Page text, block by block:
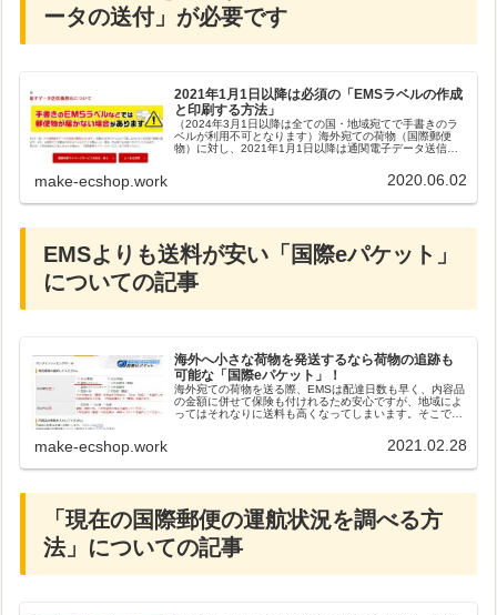
ータの送付」が必要です
2021年1月1日以降は必須の「EMSラベルの作成
と印刷する方法」
（2024年3月1日以降は全ての国・地域宛てで手書きのラ
ベルが利用不可となります）海外宛ての荷物（国際郵便
物）に対し、2021年1月1日以降は通関電子データ送信が
make-ecshop.work 2020.06.02
EMSよりも送料が安い「国際eパケット」
についての記事
海外へ小さな荷物を発送するなら荷物の追跡も
可能な「国際eパケット」！
海外宛ての荷物を送る際、EMSは配達日数も早く、内容品
の金額に併せて保険も付けれるため安心ですが、地域によ
ってはそれなりに送料も高くなってしまいます。そこで、
make-ecshop.work 2021.02.28
「現在の国際郵便の運航状況を調べる方
法」についての記事